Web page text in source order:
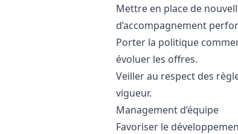
Mettre en place de
d’accompagnement
Porter la politique
évoluer les offres.
Veiller au respect des
vigueur.
Management d’équipe
Favoriser le